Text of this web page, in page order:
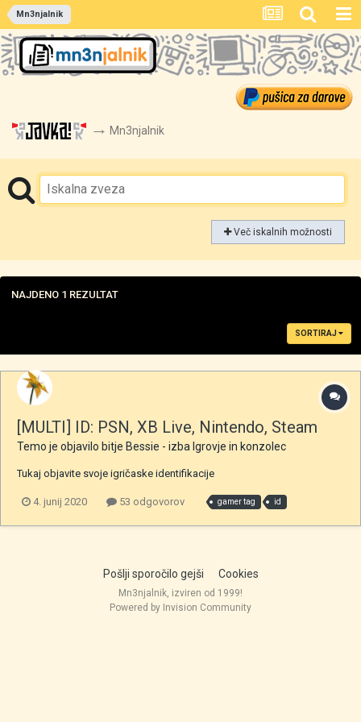
Mn3njalnik
Mn3njalnik
Več iskalnih možnosti
NAJDENO 1 REZULTAT
SORTIRAJ
[MULTI] ID: PSN, XB Live, Nintendo, Steam
Temo je objavilo bitje Bessie - izba Igrovje in konzolec
Tukaj objavite svoje igričaske identifikacije
4. junij 2020 53 odgovorov gamer tag id
Pošlji sporočilo gejši Cookies
Mn3njalnik, izviren od 1999!
Powered by Invision Community